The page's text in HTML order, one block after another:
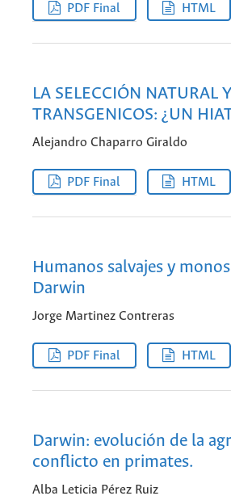
PDF Final HTML
LA SELECCIÓN NATURAL
TRANSGENICOS: ¿UN
Alejandro Chaparro Giraldo
PDF Final HTML
Humanos salvajes y
Darwin
Jorge Martinez Contreras
PDF Final HTML
Darwin: evolución de la
conflicto en primates.
Alba Leticia Pérez Ruiz